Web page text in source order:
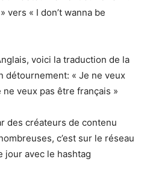
vers « I don’t wanna be
voici la traduction de la
détournement: « Je ne veux
veux pas être français »
des créateurs de contenu
c’est sur le réseau
jour avec le hashtag